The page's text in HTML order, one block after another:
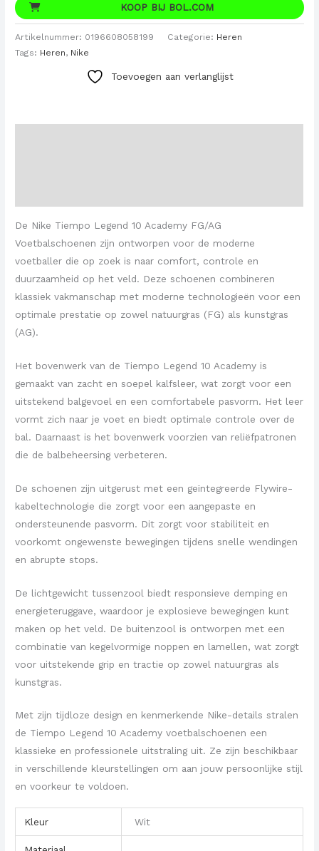
KOOP BIJ BOL.COM
Artikelnummer: 0196608058199 Categorie: Heren
Tags: Heren, Nike
Toevoegen aan verlanglijst
De Nike Tiempo Legend 10 Academy FG/AG
Voetbalschoenen zijn ontworpen voor de moderne
voetballer die op zoek is naar comfort, controle en
duurzaamheid op het veld. Deze schoenen combineren
klassiek vakmanschap met moderne technologieën voor een
optimale prestatie op zowel natuurgras (FG) als kunstgras
(AG).
Het bovenwerk van de Tiempo Legend 10 Academy is
gemaakt van zacht en soepel kalfsleer, wat zorgt voor een
uitstekend balgevoel en een comfortabele pasvorm. Het leer
vormt zich naar je voet en biedt optimale controle over de
bal. Daarnaast is het bovenwerk voorzien van reliëfpatronen
die de balbeheersing verbeteren.
De schoenen zijn uitgerust met een geïntegreerde Flywire-
kabeltechnologie die zorgt voor een aangepaste en
ondersteunende pasvorm. Dit zorgt voor stabiliteit en
voorkomt ongewenste bewegingen tijdens snelle wendingen
en abrupte stops.
De lichtgewicht tussenzool biedt responsieve demping en
energieteruggave, waardoor je explosieve bewegingen kunt
maken op het veld. De buitenzool is ontworpen met een
combinatie van kegelvormige noppen en lamellen, wat zorgt
voor uitstekende grip en tractie op zowel natuurgras als
kunstgras.
Met zijn tijdloze design en kenmerkende Nike-details stralen
de Tiempo Legend 10 Academy voetbalschoenen een
klassieke en professionele uitstraling uit. Ze zijn beschikbaar
in verschillende kleurstellingen om aan jouw persoonlijke stijl
en voorkeur te voldoen.
Kleur Wit